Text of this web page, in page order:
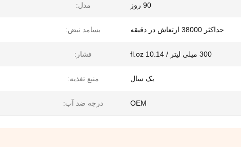
90 روز مدل:
حداکثر 38000 ارتعاش در دقیقه بسامد نبض:
300 میلی لیتر / 10.14 fl.oz فشار:
یک سال منبع تغذیه:
OEM درجه ضد آب: